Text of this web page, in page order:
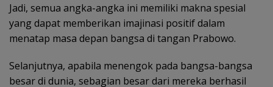
Jadi, semua angka-angka ini memiliki makna spesial
yang dapat memberikan imajinasi positif dalam
menatap masa depan bangsa di tangan Prabowo.
Selanjutnya, apabila menengok pada bangsa-bangsa
besar di dunia, sebagian besar dari mereka berhasil